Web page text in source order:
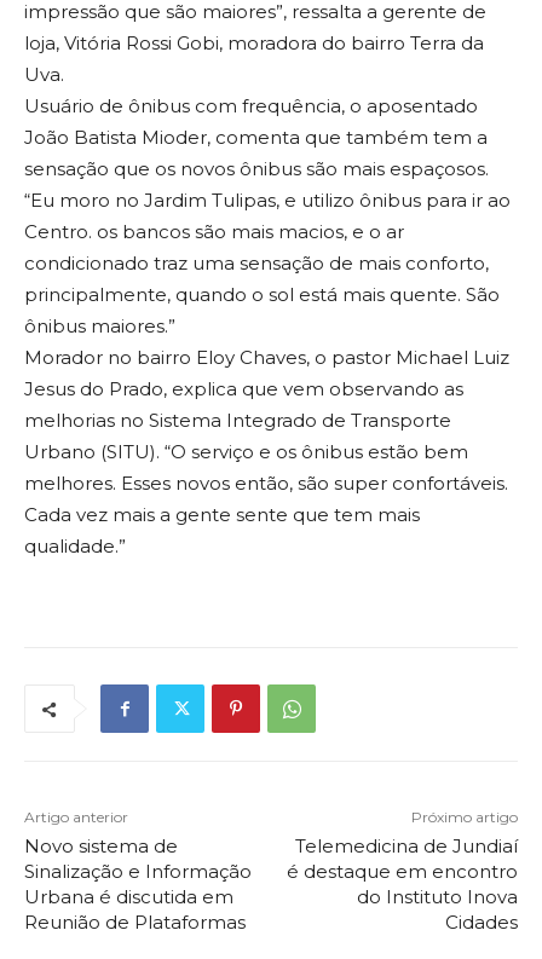
impressão que são maiores”, ressalta a gerente de
loja, Vitória Rossi Gobi, moradora do bairro Terra da
Uva.
Usuário de ônibus com frequência, o aposentado
João Batista Mioder, comenta que também tem a
sensação que os novos ônibus são mais espaçosos.
“Eu moro no Jardim Tulipas, e utilizo ônibus para ir ao
Centro. os bancos são mais macios, e o ar
condicionado traz uma sensação de mais conforto,
principalmente, quando o sol está mais quente. São
ônibus maiores.”
Morador no bairro Eloy Chaves, o pastor Michael Luiz
Jesus do Prado, explica que vem observando as
melhorias no Sistema Integrado de Transporte
Urbano (SITU). “O serviço e os ônibus estão bem
melhores. Esses novos então, são super confortáveis.
Cada vez mais a gente sente que tem mais
qualidade.”
Artigo anterior
Novo sistema de
Sinalização e Informação
Urbana é discutida em
Reunião de Plataformas
Próximo artigo
Telemedicina de Jundiaí
é destaque em encontro
do Instituto Inova
Cidades